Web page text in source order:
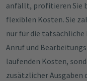
anfällt, profitieren Sie
flexiblen Kosten. Sie
nur für die
Anruf und
laufenden Kosten,
zusätzlicher Ausgaben